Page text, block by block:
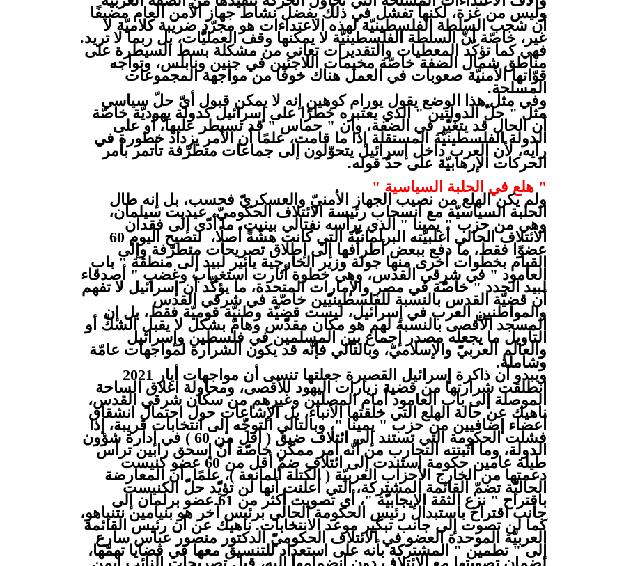
وليس من غزة، لكنها تفشل في ذلك بفضل نشاط جهاز الأمن العام مضيفًا
أن شجب السلطة الفلسطينيّة لهذه الاعتداءات هو مجرّد ضريبة كلاميّة لا
غير، خاصّة أنّ السلطة الفلسطينيّة لا يمكنها وقف العمليّات، بل ربما لا تريد.
فهي كما تؤكّد المعطيات والتقديرات تعاني من مشكلة بسط السيطرة على
مناطق شمال الضفة خاصّة مخيمات اللاجئين في جنين ونابلس، وتواجه
قوّاتها الأمنيّة صعوبات في العمل هناك خوفًا من مواجهة المجموعات
المسلحة.
وفي مثل هذا الوضع يقول يورام كوهين إنه لا يمكن قبول أيّ حلّ سياسي
مثل " حلّ الدولتين " الذي يعتبره خطرًا على إسرائيل كدولة يهوديّة خاصّة
أن الحال قد يتغيّر في الضفة، وأن " حماس " قد تسيطر عليها، أو على
الدولة الفلسطينيّة المستقلة إذا ما قامت، علمًا أن الأمر يزداد خطورة في
رأيه، لأن العرب داخل إسرائيل يتحوّلون إلى جماعات متطرّفة تأتمر بأمر
الحركات الإرهابيّة على حدّ قوله.
" هلع في الحلبة السياسية "
ولم يكن الهلع من نصيب الجهاز الأمنيّ والعسكريّ فحسب، بل إنه طال
الحلبة السياسيّة مع انسحاب رئيسة الائتلاف الحكوميّ، عيديت سيلمان،
وهي من حزب " يمينا " الذي يرأسه نفتالي بينيت، ما أدّى إلى فقدان
الائتلاف الحالي أغلبيّته البرلمانيّة التي كانت هشّةً أصلًا، لتصبح اليوم 60
عضوًا فقط، ما دفع ببعض أطرافها إلى إطلاق تصريحات متطرّفة وإلى
القيام بخطوات أخرى منها جولة وزير الخارجية يائير لبيد إلى منطقة " باب
العامود " في شرقي القدس، وهي خطوة أثارت استغراب وغضب " أصدقاء
لبيد الجدد " خاصّة في مصر والإمارات المتحدة، ما يؤكّد أن إسرائيل لا تفهم
أن قضيّة القدس بالنسبة للفلسطينيّين خاصّة في شرقي القدس
والمواطنين العرب في إسرائيل، ليست قضيّة وطنيّة قوميّة فقط، بل إن
المسجد الأقصى بالنسبة لهم هو مكان مقدّس وهامّ بشكل لا يقبل الشكّ أو
التأويل ما يجعله مصدر إجماع بين المسلمين في فلسطين وإسرائيل
والعالم العربيّ والإسلاميّ، وبالتالي فإنّه قد يكون الشرارة لمواجهات عامّة
وشاملة.
ويبدو أن ذاكرة إسرائيل القصيرة جعلتها تنسى أن مواجهات أيار 2021
انطلقت شرارتها من قضية زيارات اليهود للأقصى، ومحاولة اغلاق الساحة
الموصلة إلى باب العامود أمام المصلين وغيرهم من سكان شرقي القدس،
ناهيك عن حالة الهلع التي خلقتها الأنباء، بل الإشاعات حول احتمال انشقاق
أعضاء إضافيين من حزب " يمينا "، وبالتالي التوجّه إلى انتخابات قريبة، إذا
فشلت الحكومة التي تستند إلى ائتلاف ضيق ( أقل من 60 ) في إدارة شؤون
الدولة، وما أثبتته التجارب من أنّه أمر ممكن خاصّة أنّ إسحق رابين ترأس
طيلة عامين حكومة استندت إلى ائتلاف ضمّ أقل من 60 عضو كنيست
دعمتها من الخارج الأحزاب العربيّة ( الكتلة المانعة )، علمًا أن المعارضة
الحاليّة تضمّ القائمة المشتركة، التي أعلنت أنها لن تؤيّد حلّ الكنيست
باقتراح " نزع الثقة الإيجابيّة "، أي تصويت أكثر من 61 عضو برلمان إلى
جانب اقتراح باستبدال رئيس الحكومة الحالي برئيس آخر هو بنيامين نتنياهو،
كما لن تصوت إلى جانب تبكير موعد الانتخابات. ناهيك عن أن رئيس القائمة
العربيّة الموحدة العضو في الائتلاف الحكوميّ الدكتور منصور عباس سارع
إلى " تطمين " المشتركة بأنه على استعداد للتنسيق معها في قضايا تهمّها،